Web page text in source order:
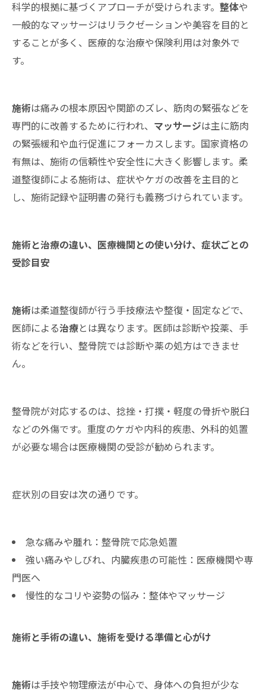
科学的根拠に基づくアプローチが受けられます。 整体や
一般的なマッサージはリラクゼーションや美容を目的と
することが多く、医療的な治療や保険利用は対象外で
す。
施術は痛みの根本原因や関節のズレ、筋肉の緊張などを
専門的に改善するために行われ、 マッサージは主に筋肉
の緊張緩和や血行促進にフォーカスします。国家資格の
有無は、施術の信頼性や安全性に大きく影響します。柔
道整復師による施術は、症状やケガの改善を主目的と
し、施術記録や証明書の発行も義務づけられています。
施術と治療の違い、医療機関との使い分け、症状ごとの
受診目安
施術は柔道整復師が行う手技療法や整復・固定などで、
医師による治療とは異なります。医師は診断や投薬、手
術などを行い、整骨院では診断や薬の処方はできませ
ん。
整骨院が対応するのは、捻挫・打撲・軽度の骨折や脱臼
などの外傷です。重度のケガや内科的疾患、外科的処置
が必要な場合は医療機関の受診が勧められます。
症状別の目安は次の通りです。
急な痛みや腫れ：整骨院で応急処置
強い痛みやしびれ、内臓疾患の可能性：医療機関や専
門医へ
慢性的なコリや姿勢の悩み：整体やマッサージ
施術と手術の違い、施術を受ける準備と心がけ
施術は手技や物理療法が中心で、身体への負担が少な